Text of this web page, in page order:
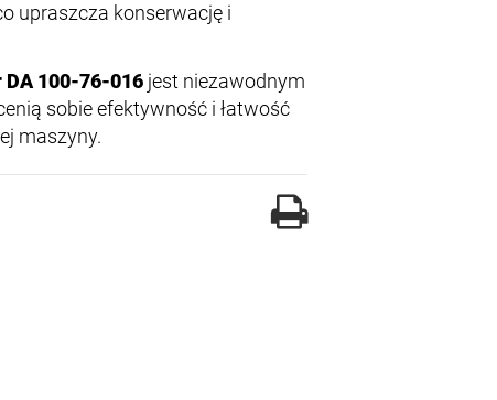
upraszcza konserwację i
DA 100-76-016 jest niezawodnym
sobie efektywność i łatwość
maszyny.